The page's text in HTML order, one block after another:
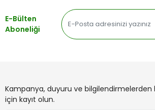
E-Bülten
Aboneliği
Kampanya, duyuru ve
için kayıt olun.